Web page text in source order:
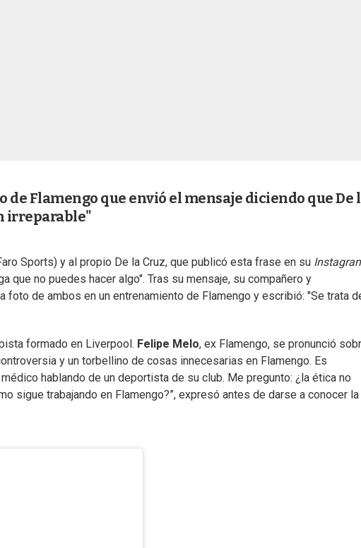
de Flamengo que envió el mensaje diciendo que De
irreparable"
Sports) y al propio De la Cruz, que publicó esta frase en su
que no puedes hacer algo". Tras su mensaje, su compañero y
foto de ambos en un entrenamiento de Flamengo y escribió: "Se trata
formado en Liverpool. Felipe Melo, ex Flamengo, se pronunció
y un torbellino de cosas innecesarias en Flamengo. Es
hablando de un deportista de su club. Me pregunto: ¿la ética no
sigue trabajando en Flamengo?”, expresó antes de darse a conocer la